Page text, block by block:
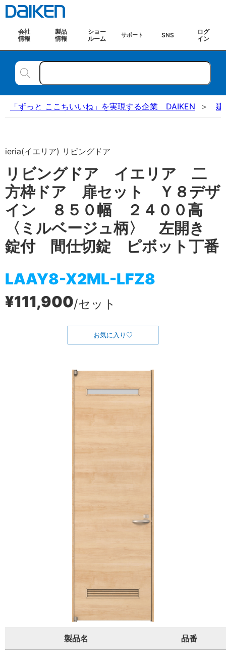
会社
情報
製品
情報
ショー
ルーム
サポート SNS
ログ
イン
「ずっと ここちいいね」を実現する企業 DAIKEN 建
ieria(イエリア) リビングドア
リビングドア イエリア 二
方枠ドア 扉セット Ｙ８デザ
イン ８５０幅 ２４００高
〈ミルベージュ柄〉 左開き
錠付 間仕切錠 ピボット丁番
LAAY8-X2ML-LFZ8
¥111,900/セット
お気に入り
製品名 品番